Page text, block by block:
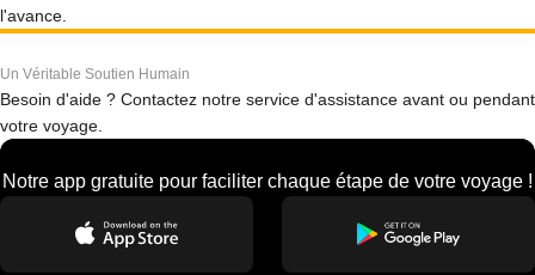
l'avance.
Un Véritable Soutien Humain
Besoin d'aide ? Contactez notre service d'assistance avant ou pendant
votre voyage.
Notre app gratuite pour faciliter chaque étape de votre voyage !